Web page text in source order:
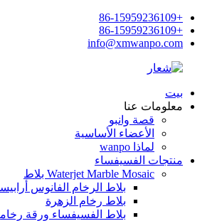
+86-15959236109
+86-15959236109
info@xmwanpo.com
بيت
معلومات عنا
قصة وانبو
الأعضاء الأساسية
لماذا wanpo
منتجات الفسيفساء
Waterjet Marble Mosaic بلاط
بلاط الرخام الفانوس
بلاط رخام الزهرة
بلاط الفسيفساء ورقة